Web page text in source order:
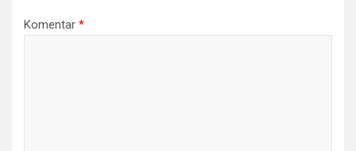
Komentar *